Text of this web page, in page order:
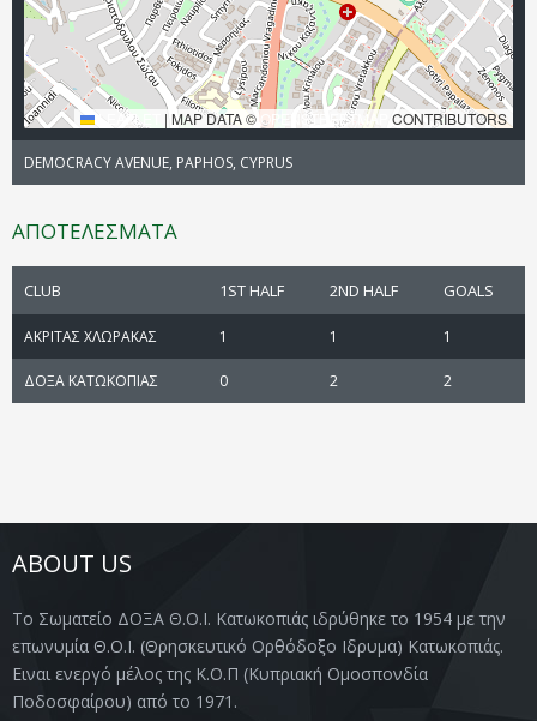
LEAFLET | MAP DATA ©OPENSTREETMAP CONTRIBUTORS
DEMOCRACY AVENUE, PAPHOS, CYPRUS
ΑΠΟΤΕΛΕΣΜΑΤΑ
CLUB 1ST HALF 2ND HALF GOALS
ΑΚΡΙΤΑΣ ΧΛΩΡΑΚΑΣ 1 1 1
ΔΟΞΑ ΚΑΤΩΚΟΠΙΑΣ 0 2 2
ABOUT US
Το Σωματείο ΔΟΞΑ Θ.Ο.Ι. Κατωκοπιάς ιδρύθηκε το 1954 με την
επωνυμία Θ.Ο.Ι. (Θρησκευτικό Ορθόδοξο Ιδρυμα) Κατωκοπιάς.
Ειναι ενεργό μέλος της Κ.Ο.Π (Κυπριακή Ομοσπονδία
Ποδοσφαίρου) από το 1971.